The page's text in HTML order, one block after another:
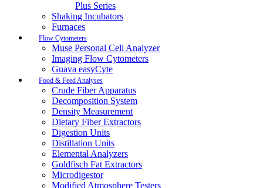
Plus Series
Shaking Incubators
Furnaces
Flow Cytometers
Muse Personal Cell Analyzer
Imaging Flow Cytometers
Guava easyCyte
Food & Feed Analyses
Crude Fiber Apparatus
Decomposition System
Density Measurement
Dietary Fiber Extractors
Digestion Units
Distillation Units
Elemental Analyzers
Goldfisch Fat Extractors
Microdigestor
Modified Atmosphere Testers